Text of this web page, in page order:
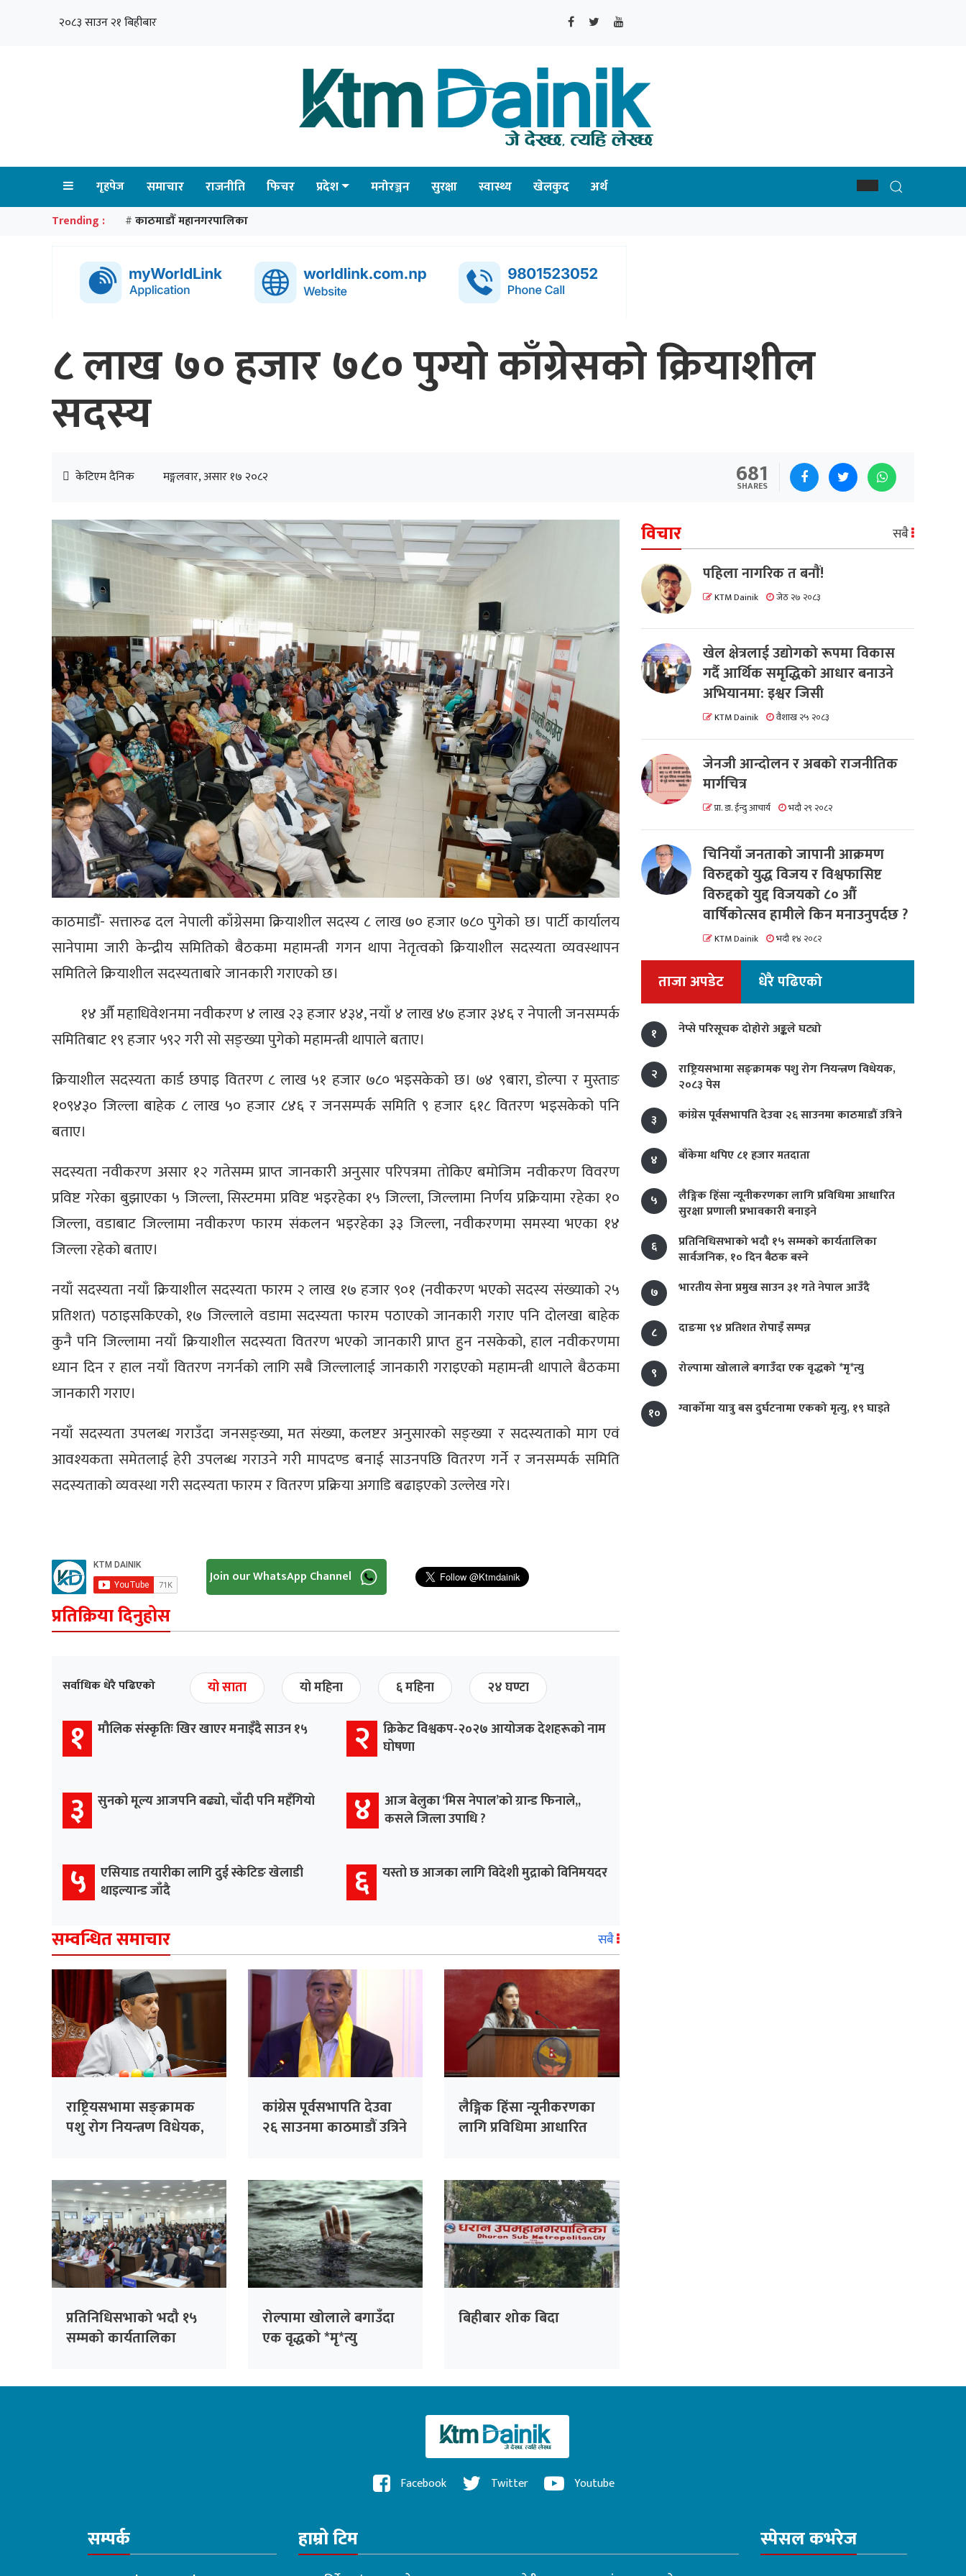
२०८३ साउन २१ बिहीबार
गृहपेज समाचार राजनीति फिचर प्रदेश मनोरञ्जन सुरक्षा स्वास्थ्य खेलकुद अर्थ
Trending : # काठमाडौँ महानगरपालिका
८ लाख ७० हजार ७८० पुग्यो काँग्रेसको क्रियाशील
सदस्य
केटिएम दैनिक मङ्गलवार, असार १७ २०८२ 681
SHARES
काठमाडौँ- सत्तारुढ दल नेपाली काँग्रेसमा क्रियाशील सदस्य ८ लाख ७० हजार ७८० पुगेको छ। पार्टी कार्यालय
सानेपामा जारी केन्द्रीय समितिको बैठकमा महामन्त्री गगन थापा नेतृत्वको क्रियाशील सदस्यता व्यवस्थापन
समितिले क्रियाशील सदस्यताबारे जानकारी गराएको छ।
१४ औँ महाधिवेशनमा नवीकरण ४ लाख २३ हजार ४३४, नयाँ ४ लाख ४७ हजार ३४६ र नेपाली जनसम्पर्क
समितिबाट १९ हजार ५९२ गरी सो सङ्ख्या पुगेको महामन्त्री थापाले बताए।
क्रियाशील सदस्यता कार्ड छपाइ वितरण ८ लाख ५१ हजार ७८० भइसकेको छ। ७४ ९बारा, डोल्पा र मुस्ताङ
१०९४३० जिल्ला बाहेक ८ लाख ५० हजार ८४६ र जनसम्पर्क समिति ९ हजार ६१८ वितरण भइसकेको पनि
बताए।
सदस्यता नवीकरण असार १२ गतेसम्म प्राप्त जानकारी अनुसार परिपत्रमा तोकिए बमोजिम नवीकरण विवरण
प्रविष्ट गरेका बुझाएका ५ जिल्ला, सिस्टममा प्रविष्ट भइरहेका १५ जिल्ला, जिल्लामा निर्णय प्रक्रियामा रहेका १०
जिल्ला, वडाबाट जिल्लामा नवीकरण फारम संकलन भइरहेका ३३ जिल्ला, नवीकरणमा समस्या भएका १४
जिल्ला रहेको बताए।
नयाँ सदस्यता नयाँ क्रियाशील सदस्यता फारम २ लाख १७ हजार ९०१ (नवीकरण भएको सदस्य संख्याको २५
प्रतिशत) पठाइसकिएको, १७ जिल्लाले वडामा सदस्यता फारम पठाएको जानकारी गराए पनि दोलखा बाहेक
कुनै पनि जिल्लामा नयाँ क्रियाशील सदस्यता वितरण भएको जानकारी प्राप्त हुन नसकेको, हाल नवीकरणमा
ध्यान दिन र हाल नयाँ वितरण नगर्नको लागि सबै जिल्लालाई जानकारी गराइएको महामन्त्री थापाले बैठकमा
जानकारी गराए।
नयाँ सदस्यता उपलब्ध गराउँदा जनसङ्ख्या, मत संख्या, कलष्टर अनुसारको सङ्ख्या र सदस्यताको माग एवं
आवश्यकता समेतलाई हेरी उपलब्ध गराउने गरी मापदण्ड बनाई साउनपछि वितरण गर्ने र जनसम्पर्क समिति
सदस्यताको व्यवस्था गरी सदस्यता फारम र वितरण प्रक्रिया अगाडि बढाइएको उल्लेख गरे।
Join our WhatsApp Channel
प्रतिक्रिया दिनुहोस
सर्वाधिक धेरै पढिएको यो साता यो महिना ६ महिना २४ घण्टा
१ मौलिक संस्कृतिः खिर खाएर मनाइँदै साउन १५ २
क्रिकेट विश्वकप-२०२७ आयोजक देशहरूको नाम
घोषणा
३ सुनको मूल्य आजपनि बढ्यो, चाँदी पनि महँगियो ४
आज बेलुका ‘मिस नेपाल’को ग्रान्ड फिनाले,,
कसले जित्ला उपाधि ?
५
एसियाड तयारीका लागि दुई स्केटिङ खेलाडी
थाइल्यान्ड जाँदै
६ यस्तो छ आजका लागि विदेशी मुद्राको विनिमयदर
सम्वन्धित समाचार सबै
राष्ट्रियसभामा सङ्क्रामक
पशु रोग नियन्त्रण विधेयक,
कांग्रेस पूर्वसभापति देउवा
२६ साउनमा काठमाडौं उत्रिने
लैङ्गिक हिंसा न्यूनीकरणका
लागि प्रविधिमा आधारित
प्रतिनिधिसभाको भदौ १५
सम्मको कार्यतालिका
रोल्पामा खोलाले बगाउँदा
एक वृद्धको *मृ*त्यु
बिहीबार शोक बिदा
विचार सबै
पहिला नागरिक त बनाैं!
KTM Dainik जेठ २७ २०८३
खेल क्षेत्रलाई उद्योगको रूपमा विकास
गर्दै आर्थिक समृद्धिको आधार बनाउने
अभियानमा: इश्वर जिसी
KTM Dainik वैशाख २५ २०८३
जेनजी आन्दोलन र अबको राजनीतिक
मार्गचित्र
प्रा. डा. ईन्दु आचार्य भदौ २९ २०८२
चिनियाँ जनताको जापानी आक्रमण
विरुद्दको युद्ध विजय र विश्वफासिष्ट
विरुद्दको युद्द विजयको ८० औं
वार्षिकोत्सव हामीले किन मनाउनुपर्दछ ?
KTM Dainik भदौ १४ २०८२
ताजा अपडेट धेरै पढिएको
१ नेप्से परिसूचक दोहोरो अङ्कले घट्यो
२
राष्ट्रियसभामा सङ्क्रामक पशु रोग नियन्त्रण विधेयक,
२०८३ पेस
३
कांग्रेस पूर्वसभापति देउवा २६ साउनमा काठमाडौं उत्रिने
४ बाँकेमा थपिए ८१ हजार मतदाता
५
लैङ्गिक हिंसा न्यूनीकरणका लागि प्रविधिमा आधारित
सुरक्षा प्रणाली प्रभावकारी बनाइने
६
प्रतिनिधिसभाको भदौ १५ सम्मको कार्यतालिका
सार्वजनिक, १० दिन बैठक बस्ने
७
भारतीय सेना प्रमुख साउन ३१ गते नेपाल आउँदै
८ दाङमा ९४ प्रतिशत रोपाइँ सम्पन्न
९ रोल्पामा खोलाले बगाउँदा एक वृद्धको *मृ*त्यु
१० ग्वार्कोमा यात्रु बस दुर्घटनामा एकको मृत्यु, १९ घाइते
Facebook Twitter Youtube
सम्पर्क हाम्रो टिम स्पेसल कभरेज